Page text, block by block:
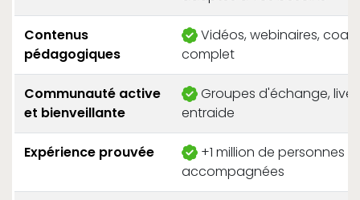
Contenus
pédagogiques
Vidéos, webinaires,
complet
Communauté active
et bienveillante
Groupes d'échange,
entraide
Expérience prouvée
+1 million de personnes
accompagnées